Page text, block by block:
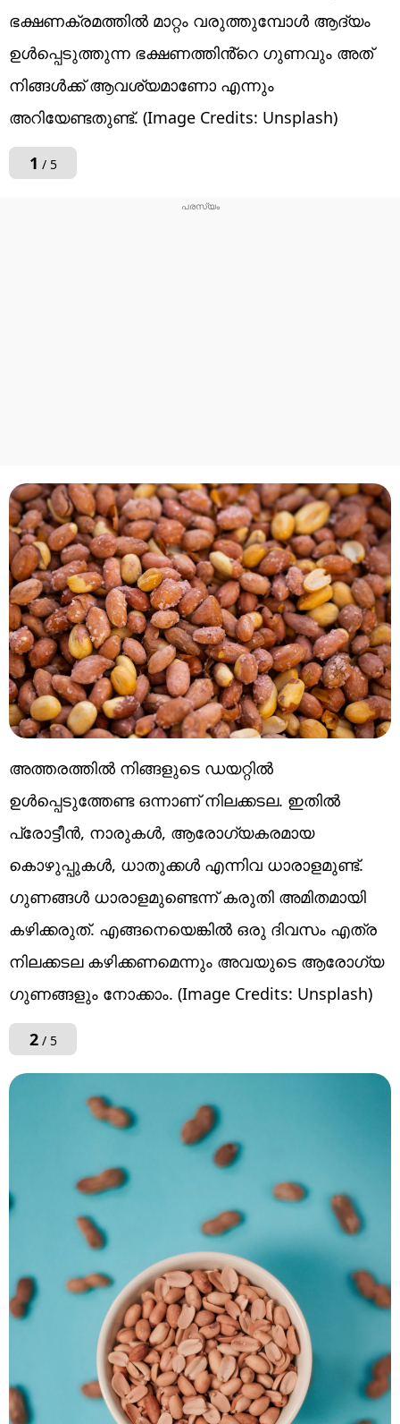
ഭക്ഷണക്രമത്തിൽ മാറ്റം വരുത്തുമ്പോൾ ആദ്യം
ഉൾപ്പെടുത്തുന്ന ഭക്ഷണത്തിൻ്റെ ​ഗുണവും അത്
നിങ്ങൾക്ക് ആവശ്യമാണോ എന്നും
അറിയേണ്ടതുണ്ട്. (Image Credits: Unsplash)
1 / 5
അത്തരത്തിൽ നിങ്ങളുടെ ഡയറ്റിൽ
ഉൾപ്പെടുത്തേണ്ട ഒന്നാണ് നിലക്കടല. ഇതിൽ
പ്രോട്ടീൻ, നാരുകൾ, ആരോഗ്യകരമായ
കൊഴുപ്പുകൾ, ധാതുക്കൾ എന്നിവ ധാരാളമുണ്ട്. ​
ഗുണങ്ങൾ ധാരാളമുണ്ടെന്ന് കരുതി അമിതമായി
കഴിക്കരുത്. എങ്ങനെയെങ്കിൽ ഒരു ദിവസം എത്ര
നിലക്കടല കഴിക്കണമെന്നും അവയുടെ ആരോ​ഗ്യ​ ​
ഗുണങ്ങളും നോക്കാം. (Image Credits: Unsplash)
2/ 5